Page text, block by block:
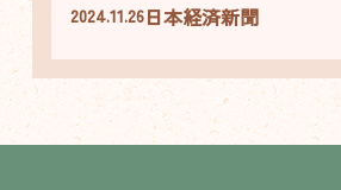
2024.11.26日本経済新聞